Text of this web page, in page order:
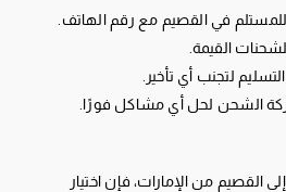
للمستلم في القصيم مع رقم الهاتف.
القيمة.
لتجنب أي تأخير.
الشحن لحل أي مشاكل فورًا.
من الإمارات، فإن اختيار